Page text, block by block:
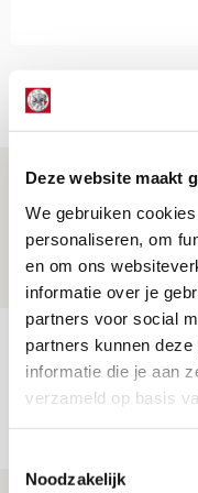
Deze website maakt
We gebruiken
personaliseren, om
en om ons
informatie over je
partners voor social
partners kunnen
informatie die je aan
verzameld op basis
Noodzakelijk
NET BINNEN //
Ajax dankt
09 AUGUSTUS 2026 - 16:33
NIEUWS
Drie dingen
Zwolle - Ajax
08 AUGUSTUS 2026 - 12:32